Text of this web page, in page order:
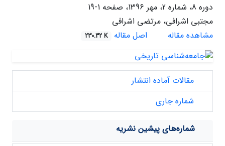
دوره 8، شماره 2، مهر 1396، صفحه
1-19
مجتبی اشرافی، مرتضی اشرافی
مشاهده مقاله
اصل مقاله 230.32 K
مقالات آماده انتشار
شماره جاری
شماره‌های پیشین نشریه